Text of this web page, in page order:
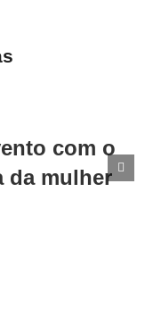
com o
da mulher